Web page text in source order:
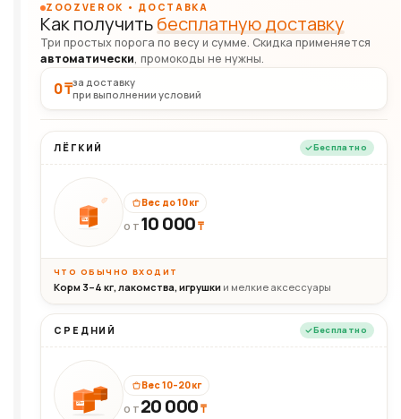
ZOOZVEROK • ДОСТАВКА
Как получитьбесплатную доставку
Три простых порога по весу и сумме. Скидка применяется
автоматически, промокоды не нужны.
0 ₸за доставку
при выполнении условий
ЛЁГКИЙ Бесплатно
10кг
Вес до 10 кг
ОТ 10 000₸
ЧТО ОБЫЧНО ВХОДИТ
Корм 3–4 кг, лакомства, игрушки и мелкие аксессуары
СРЕДНИЙ Бесплатно
20кг
Вес 10–20 кг
ОТ 20 000₸